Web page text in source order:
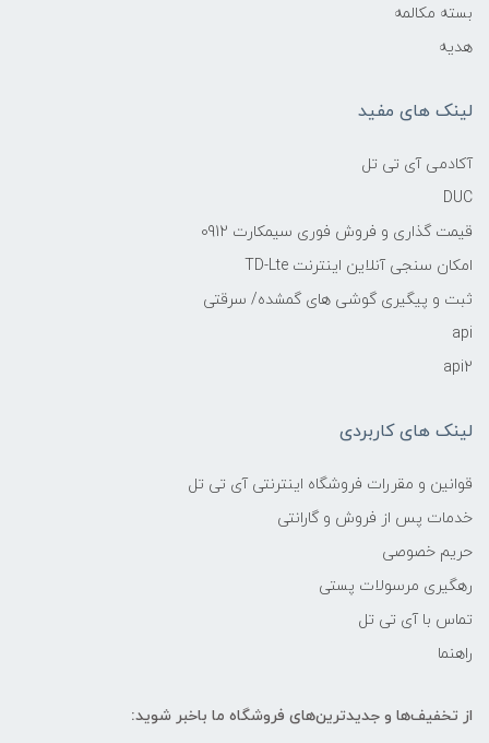
بسته مکالمه
هدیه
لینک های مفید
آکادمی آی تی تل
DUC
قیمت گذاری و فروش فوری سیمکارت 0912
امکان سنجی آنلاین اینترنت TD-Lte
ثبت و پیگیری گوشی های گمشده/ سرقتی
api
api2
لینک های کاربردی
قوانین و مقررات فروشگاه اینترنتی آی تی تل
خدمات پس از فروش و گارانتی
حریم خصوصی
رهگیری مرسولات پستی
تماس با آی تی تل
راهنما
از تخفیف‌ها و جدیدترین‌های فروشگاه ما باخبر شوید: